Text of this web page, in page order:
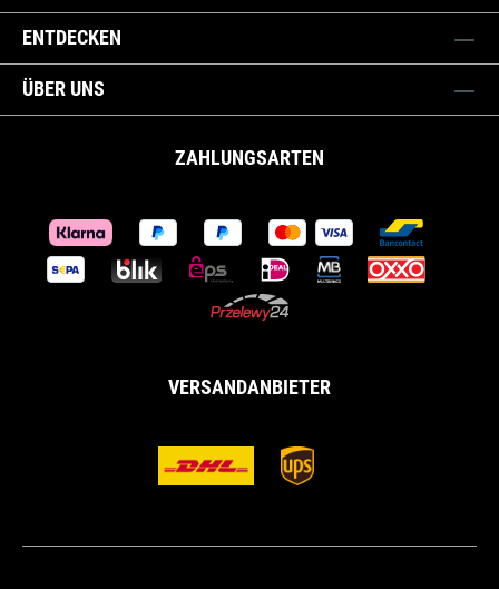
ENTDECKEN
ÜBER UNS
ZAHLUNGSARTEN
VERSANDANBIETER